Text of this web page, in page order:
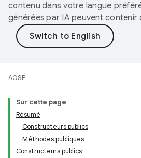
contenu dans votre langue
générées par IA peuvent contenir
AOSP
Sur cette page
Résumé
Constructeurs publics
Méthodes publiques
Constructeurs publics